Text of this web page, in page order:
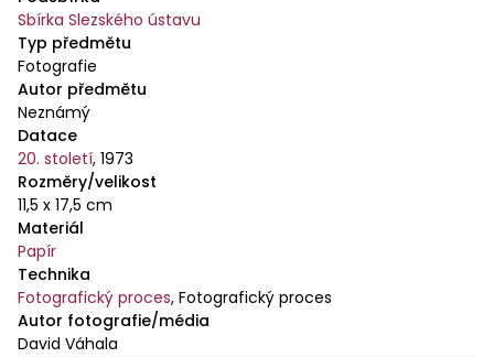
Sbírka Slezského ústavu
Typ předmětu
Fotografie
Autor předmětu
Neznámý
Datace
20. století, 1973
Rozměry/velikost
11,5 x 17,5 cm
Materiál
Papír
Technika
Fotografický proces, Fotografický proces
Autor fotografie/média
David Váhala